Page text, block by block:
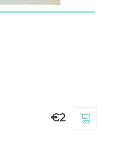
€2